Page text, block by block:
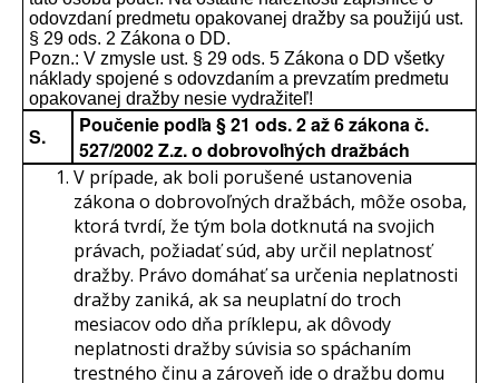
odovzdaní predmetu opakovanej dražby sa použijú ust.
§ 29 ods. 2 Zákona o DD.
Pozn.: V zmysle ust. § 29 ods. 5 Zákona o DD všetky
náklady spojené s odovzdaním a prevzatím predmetu
opakovanej dražby nesie vydražiteľ!
S.
Poučenie podľa § 21 ods. 2 až 6 zákona č.
527/2002 Z.z. o dobrovoľných dražbách
V prípade, ak boli porušené ustanovenia
zákona o dobrovoľných dražbách, môže osoba,
ktorá tvrdí, že tým bola dotknutá na svojich
právach, požiadať súd, aby určil neplatnosť
dražby. Právo domáhať sa určenia neplatnosti
dražby zaniká, ak sa neuplatní do troch
mesiacov odo dňa príklepu, ak dôvody
neplatnosti dražby súvisia so spáchaním
trestného činu a zároveň ide o dražbu domu